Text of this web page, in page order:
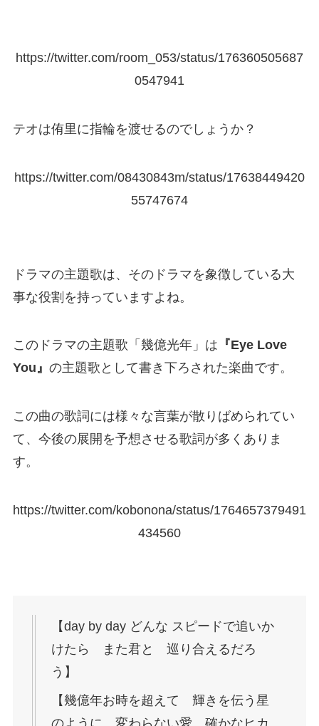
https://twitter.com/room_053/status/176360505687
0547941
テオは侑里に指輪を渡せるのでしょうか？
https://twitter.com/08430843m/status/17638449420
55747674
ドラマの主題歌は、そのドラマを象徴している大
事な役割を持っていますよね。
このドラマの主題歌「幾億光年」は 『Eye Love
You』 の主題歌として書き下ろされた楽曲です。
この曲の歌詞には様々な言葉が散りばめられてい
て、今後の展開を予想させる歌詞が多くありま
す。
https://twitter.com/kobonona/status/1764657379491
434560
【day by day どんな スピードで追いか
けたら また君と 巡り合えるだろ
う】
【幾億年お時を超えて 輝きを伝う星